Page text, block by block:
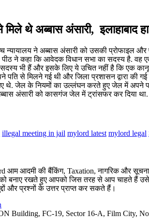
मिले थे अब्बास अंसारी, इलाहाबाद
न्यायालय ने अब्बास अंसारी को उसकी प्रोफाइल और
पीठ ने कहा कि आवेदक विधान सभा का सदस्य है.
सदस्य भी हैं और इसके लिए ये उचित नहीं है कि एक
से मिलने गई थी और जिला प्रशासन द्वारा की
थे. जेल के नियमों का उल्लंघन करते हुए जेल में अपने
अंसारी को कासगंज जेल में ट्रांसफर कर दिया था.
illegal meeting in jail mylord latest mylord legal
आम आदमी की बैंकिंग, Taxation, नागरिक और
को बनाए रखते हुए आपको जिस तरह से आप चाहते
और प्रश्नों के उत्तर प्राप्त कर सकते हैं।
Building, FC-19, Sector 16-A, Film City,